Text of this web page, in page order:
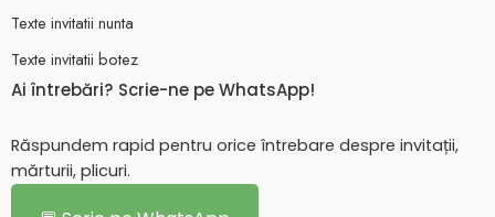
Texte invitatii nunta
Texte invitatii botez
Ai întrebări? Scrie-ne pe WhatsApp!
Răspundem rapid pentru orice întrebare despre invitații,
mărturii, plicuri.